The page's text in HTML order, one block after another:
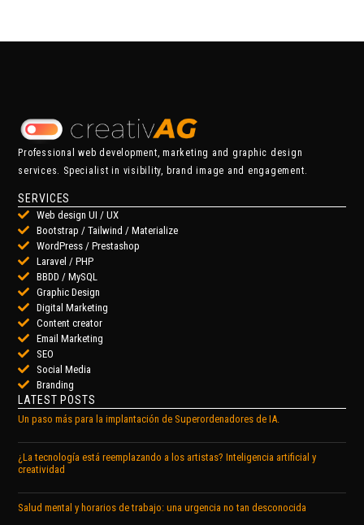
Professional web development, marketing and graphic design
services. Specialist in visibility, brand image and engagement.
SERVICES
Web design UI / UX
Bootstrap / Tailwind / Materialize
WordPress / Prestashop
Laravel / PHP
BBDD / MySQL
Graphic Design
Digital Marketing
Content creator
Email Marketing
SEO
Social Media
Branding
LATEST POSTS
Un paso más para la implantación de Superordenadores de IA.
¿La tecnología está reemplazando a los artistas? Inteligencia artificial y
creatividad
Salud mental y horarios de trabajo: una urgencia no tan desconocida